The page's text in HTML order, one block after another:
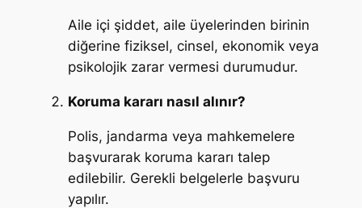
Aile içi şiddet, aile üyelerinden birinin
diğerine fiziksel, cinsel, ekonomik veya
psikolojik zarar vermesi durumudur.
Koruma kararı nasıl alınır?
Polis, jandarma veya mahkemelere
başvurarak koruma kararı talep
edilebilir. Gerekli belgelerle başvuru
yapılır.